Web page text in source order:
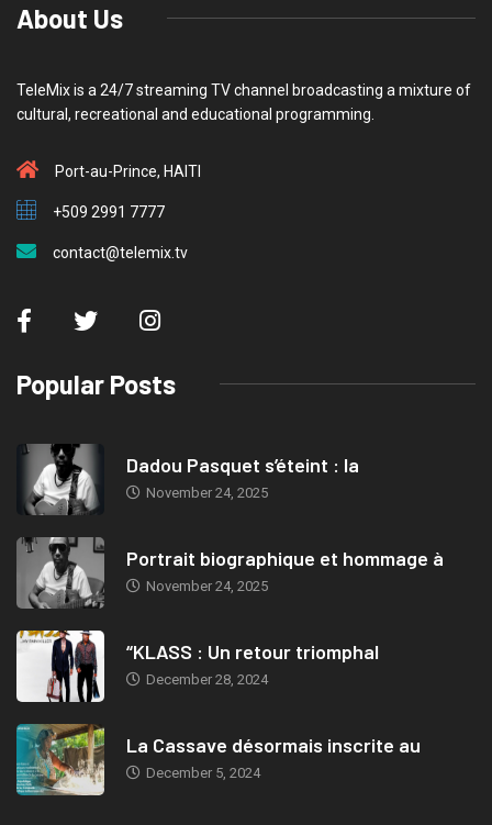
About Us
TeleMix is a 24/7 streaming TV channel broadcasting a mixture of
cultural, recreational and educational programming.
Port-au-Prince, HAITI
+509 2991 7777
contact@telemix.tv
Popular Posts
Dadou Pasquet s’éteint : la
November 24, 2025
Portrait biographique et hommage à
November 24, 2025
“KLASS : Un retour triomphal
December 28, 2024
La Cassave désormais inscrite au
December 5, 2024